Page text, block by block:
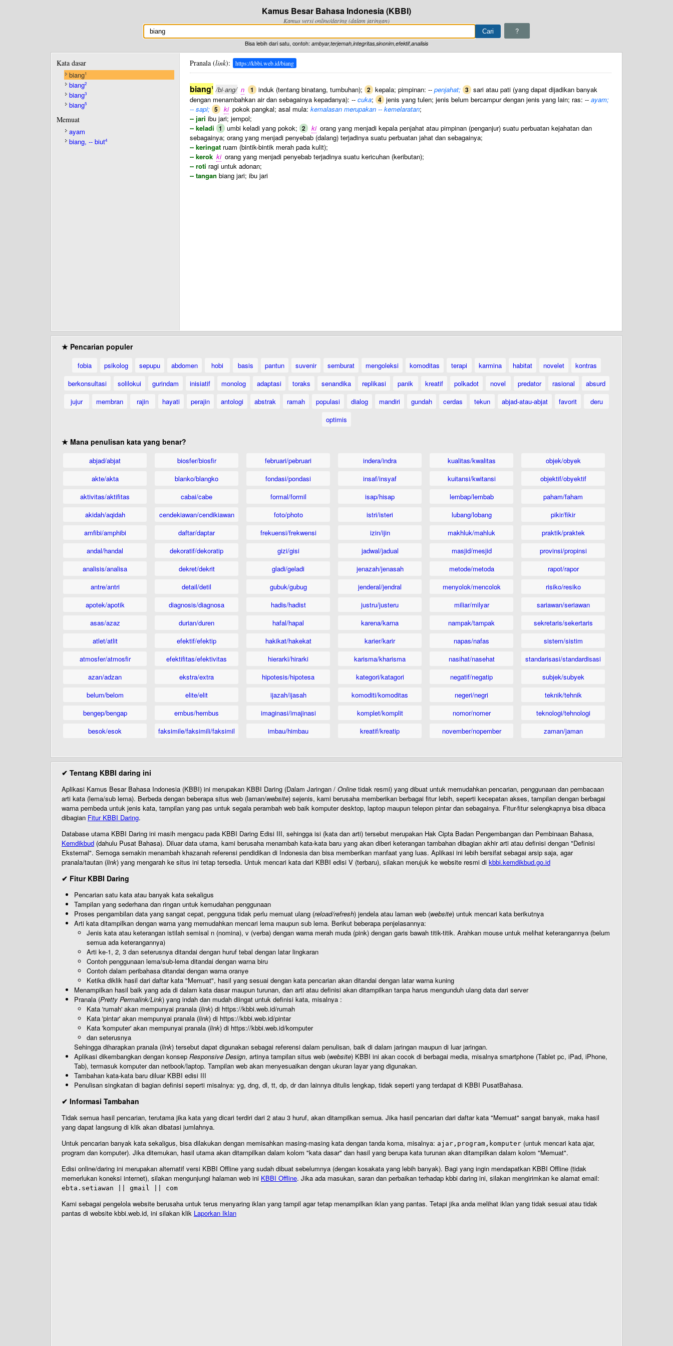
Kamus Besar Bahasa Indonesia (KBBI)
Kamus versi online/daring (dalam jaringan)
?
Bisa lebih dari satu, contoh: ambyar,terjemah,integritas,sinonim,efektif,analisis
Kata dasar
biang1
biang2
biang3
biang5
Memuat
ayam
biang, -- biut4
Pranala (link): https://kbbi.web.id/biang
biang1 /bi·ang/ n 1 induk (tentang binatang, tumbuhan); 2 kepala; pimpinan: -- penjahat; 3 sari atau pati (yang dapat dijadikan banyak
dengan menambahkan air dan sebagainya kepadanya): -- cuka; 4 jenis yang tulen; jenis belum bercampur dengan jenis yang lain; ras: -- ayam;
-- sapi; 5 ki pokok pangkal; asal mula: kemalasan merupakan -- kemelaratan;
-- jari ibu jari; jempol;
-- keladi 1 umbi keladi yang pokok; 2 ki orang yang menjadi kepala penjahat atau pimpinan (penganjur) suatu perbuatan kejahatan dan
sebagainya; orang yang menjadi penyebab (dalang) terjadinya suatu perbuatan jahat dan sebagainya;
-- keringat ruam (bintik-bintik merah pada kulit);
-- kerok ki orang yang menjadi penyebab terjadinya suatu kericuhan (keributan);
-- roti ragi untuk adonan;
-- tangan biang jari; ibu jari
★ Pencarian populer
fobia psikolog sepupu abdomen hobi basis pantun suvenir semburat mengoleksi komoditas terapi karmina habitat novelet
kontras
berkonsultasi
solilokui gurindam inisiatif monolog adaptasi toraks senandika replikasi panik kreatif polkadot novel predator rasional
absurd
jujur
membran rajin hayati perajin antologi abstrak ramah populasi dialog mandiri gundah cerdas tekun abjad-atau-abjat favorit
deru
optimis
★ Mana penulisan kata yang benar?
abjad/abjat
akte/akta
aktivitas/aktifitas
akidah/aqidah
amfibi/amphibi
andal/handal
analisis/analisa
antre/antri
apotek/apotik
asas/azaz
atlet/atlit
atmosfer/atmosfir
azan/adzan
belum/belom
bengep/bengap
besok/esok
biosfer/biosfir
blanko/blangko
cabai/cabe
cendekiawan/cendikiawan
daftar/daptar
dekoratif/dekoratip
dekret/dekrit
detail/detil
diagnosis/diagnosa
durian/duren
efektif/efektip
efektifitas/efektivitas
ekstra/extra
elite/elit
embus/hembus
faksimile/faksimili/faksimil
februari/pebruari
fondasi/pondasi
formal/formil
foto/photo
frekuensi/frekwensi
gizi/gisi
gladi/geladi
gubuk/gubug
hadis/hadist
hafal/hapal
hakikat/hakekat
hierarki/hirarki
hipotesis/hipotesa
ijazah/ijasah
imaginasi/imajinasi
imbau/himbau
indera/indra
insaf/insyaf
isap/hisap
istri/isteri
izin/ijin
jadwal/jadual
jenazah/jenasah
jenderal/jendral
justru/justeru
karena/karna
karier/karir
karisma/kharisma
kategori/katagori
komoditi/komoditas
komplet/komplit
kreatif/kreatip
kualitas/kwalitas
kuitansi/kwitansi
lembap/lembab
lubang/lobang
makhluk/mahluk
masjid/mesjid
metode/metoda
menyolok/mencolok
miliar/milyar
nampak/tampak
napas/nafas
nasihat/nasehat
negatif/negatip
negeri/negri
nomor/nomer
november/nopember
objek/obyek
objektif/obyektif
paham/faham
pikir/fikir
praktik/praktek
provinsi/propinsi
rapot/rapor
risiko/resiko
sariawan/seriawan
sekretaris/sekertaris
sistem/sistim
standarisasi/standardisasi
subjek/subyek
teknik/tehnik
teknologi/tehnologi
zaman/jaman
✔ Tentang KBBI daring ini
Aplikasi Kamus Besar Bahasa Indonesia (KBBI) ini merupakan KBBI Daring (Dalam Jaringan / Online tidak resmi) yang dibuat untuk memudahkan pencarian, penggunaan dan pembacaan
arti kata (lema/sub lema). Berbeda dengan beberapa situs web (laman/website) sejenis, kami berusaha memberikan berbagai fitur lebih, seperti kecepatan akses, tampilan dengan berbagai
warna pembeda untuk jenis kata, tampilan yang pas untuk segala perambah web baik komputer desktop, laptop maupun telepon pintar dan sebagainya. Fitur-fitur selengkapnya bisa dibaca
dibagian Fitur KBBI Daring.
Database utama KBBI Daring ini masih mengacu pada KBBI Daring Edisi III, sehingga isi (kata dan arti) tersebut merupakan Hak Cipta Badan Pengembangan dan Pembinaan Bahasa,
Kemdikbud (dahulu Pusat Bahasa). Diluar data utama, kami berusaha menambah kata-kata baru yang akan diberi keterangan tambahan dibagian akhir arti atau definisi dengan "Definisi
Eksternal". Semoga semakin menambah khazanah referensi pendidikan di Indonesia dan bisa memberikan manfaat yang luas. Aplikasi ini lebih bersifat sebagai arsip saja, agar
pranala/tautan (link) yang mengarah ke situs ini tetap tersedia. Untuk mencari kata dari KBBI edisi V (terbaru), silakan merujuk ke website resmi di kbbi.kemdikbud.go.id
✔ Fitur KBBI Daring
Pencarian satu kata atau banyak kata sekaligus
Tampilan yang sederhana dan ringan untuk kemudahan penggunaan
Proses pengambilan data yang sangat cepat, pengguna tidak perlu memuat ulang (reload/refresh) jendela atau laman web (website) untuk mencari kata berikutnya
Arti kata ditampilkan dengan warna yang memudahkan mencari lema maupun sub lema. Berikut beberapa penjelasannya:
Jenis kata atau keterangan istilah semisal n (nomina), v (verba) dengan warna merah muda (pink) dengan garis bawah titik-titik. Arahkan mouse untuk melihat keterangannya (belum
semua ada keterangannya)
Arti ke-1, 2, 3 dan seterusnya ditandai dengan huruf tebal dengan latar lingkaran
Contoh penggunaan lema/sub-lema ditandai dengan warna biru
Contoh dalam peribahasa ditandai dengan warna oranye
Ketika diklik hasil dari daftar kata "Memuat", hasil yang sesuai dengan kata pencarian akan ditandai dengan latar warna kuning
Menampilkan hasil baik yang ada di dalam kata dasar maupun turunan, dan arti atau definisi akan ditampilkan tanpa harus mengunduh ulang data dari server
Pranala (Pretty Permalink/Link) yang indah dan mudah diingat untuk definisi kata, misalnya :
Kata 'rumah' akan mempunyai pranala (link) di https://kbbi.web.id/rumah
Kata 'pintar' akan mempunyai pranala (link) di https://kbbi.web.id/pintar
Kata 'komputer' akan mempunyai pranala (link) di https://kbbi.web.id/komputer
dan seterusnya
Sehingga diharapkan pranala (link) tersebut dapat digunakan sebagai referensi dalam penulisan, baik di dalam jaringan maupun di luar jaringan.
Aplikasi dikembangkan dengan konsep Responsive Design, artinya tampilan situs web (website) KBBI ini akan cocok di berbagai media, misalnya smartphone (Tablet pc, iPad, iPhone,
Tab), termasuk komputer dan netbook/laptop. Tampilan web akan menyesuaikan dengan ukuran layar yang digunakan.
Tambahan kata-kata baru diluar KBBI edisi III
Penulisan singkatan di bagian definisi seperti misalnya: yg, dng, dl, tt, dp, dr dan lainnya ditulis lengkap, tidak seperti yang terdapat di KBBI PusatBahasa.
✔ Informasi Tambahan
Tidak semua hasil pencarian, terutama jika kata yang dicari terdiri dari 2 atau 3 huruf, akan ditampilkan semua. Jika hasil pencarian dari daftar kata "Memuat" sangat banyak, maka hasil
yang dapat langsung di klik akan dibatasi jumlahnya.
Untuk pencarian banyak kata sekaligus, bisa dilakukan dengan memisahkan masing-masing kata dengan tanda koma, misalnya: ajar,program,komputer (untuk mencari kata ajar,
program dan komputer). Jika ditemukan, hasil utama akan ditampilkan dalam kolom "kata dasar" dan hasil yang berupa kata turunan akan ditampilkan dalam kolom "Memuat".
Edisi online/daring ini merupakan alternatif versi KBBI Offline yang sudah dibuat sebelumnya (dengan kosakata yang lebih banyak). Bagi yang ingin mendapatkan KBBI Offline (tidak
memerlukan koneksi internet), silakan mengunjungi halaman web ini KBBI Offline. Jika ada masukan, saran dan perbaikan terhadap kbbi daring ini, silakan mengirimkan ke alamat email:
ebta.setiawan || gmail || com
Kami sebagai pengelola website berusaha untuk terus menyaring iklan yang tampil agar tetap menampilkan iklan yang pantas. Tetapi jika anda melihat iklan yang tidak sesuai atau tidak
pantas di website kbbi.web.id, ini silakan klik Laporkan Iklan